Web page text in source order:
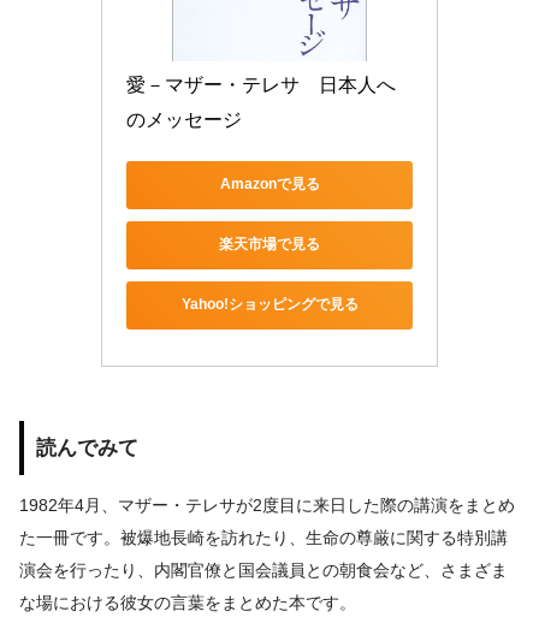
愛－マザー・テレサ　日本人へ
のメッセージ
Amazonで見る
楽天市場で見る
Yahoo!ショッピングで見る
読んでみて
1982年4月、マザー・テレサが2度目に来日した際の講演をまとめ
た一冊です。被爆地長崎を訪れたり、生命の尊厳に関する特別講
演会を行ったり、内閣官僚と国会議員との朝食会など、さまざま
な場における彼女の言葉をまとめた本です。